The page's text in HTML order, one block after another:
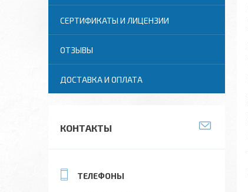
СЕРТИФИКАТЫ И ЛИЦЕНЗИИ
ОТЗЫВЫ
ДОСТАВКА И ОПЛАТА
КОНТАКТЫ